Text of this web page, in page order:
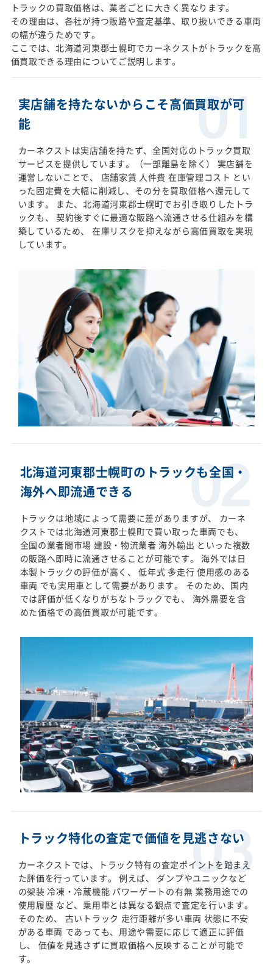
トラックの買取価格は、業者ごとに大きく異なります。
その理由は、各社が持つ販路や査定基準、取り扱いできる車両
の幅が違うためです。
ここでは、北海道河東郡士幌町でカーネクストがトラックを高
価買取できる理由についてご説明します。
実店舗を持たないからこそ高価買取が可
能
カーネクストは実店舗を持たず、全国対応のトラック買取
サービスを提供しています。（一部離島を除く） 実店舗を
運営しないことで、 店舗家賃 人件費 在庫管理コスト とい
った固定費を大幅に削減し、その分を買取価格へ還元して
います。 また、北海道河東郡士幌町でお引き取りしたトラ
ックも、 契約後すぐに最適な販路へ流通させる仕組みを構
築しているため、 在庫リスクを抑えながら高価買取を実現
しています。
北海道河東郡士幌町のトラックも全国・
海外へ即流通できる
トラックは地域によって需要に差がありますが、 カーネ
クストでは北海道河東郡士幌町で買い取った車両でも、
全国の業者間市場 建設・物流業者 海外輸出 といった複数
の販路へ即時に流通させることが可能です。 海外では日
本製トラックの評価が高く、 低年式 多走行 使用感のある
車両 でも実用車として需要があります。 そのため、国内
では評価が低くなりがちなトラックでも、 海外需要を含
めた価格での高価買取が可能です。
トラック特化の査定で価値を見逃さない
カーネクストでは、トラック特有の査定ポイントを踏まえ
た評価を行っています。 例えば、 ダンプやユニックなど
の架装 冷凍・冷蔵機能 パワーゲートの有無 業務用途での
使用履歴 など、乗用車とは異なる観点で査定を行います。
そのため、 古いトラック 走行距離が多い車両 状態に不安
がある車両 であっても、用途や需要に応じて適正に評価
し、 価値を見逃さずに買取価格へ反映することが可能で
す。